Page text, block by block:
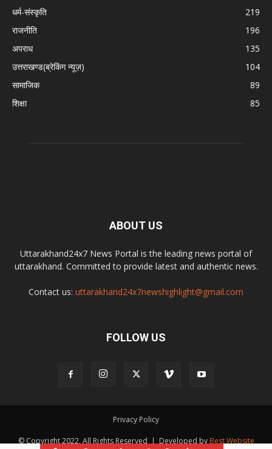
धर्म-संस्कृति
219
राजनीति
196
अपराध
135
उत्तराखण्ड(ब्रेकिंग न्यूज़)
104
सामाजिक
89
शिक्षा
85
ABOUT US
Uttarakhand24x7 News Portal is the leading news portal of
uttarakhand. Committed to provide latest and authentic news.
Contact us: uttarakhand24x7newshighlight@gmail.com
FOLLOW US
Privacy Policy
© Copyright 2022, All Rights Reserved | Developed by Best Website